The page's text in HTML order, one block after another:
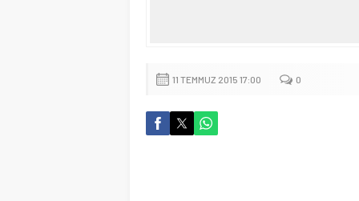
11 TEMMUZ 2015 17:00 0